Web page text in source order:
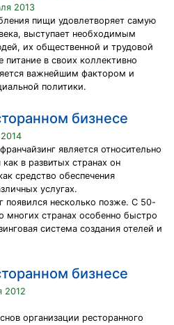
2013
пищи удовлетворяет самую
выступает необходимым
их общественной и трудовой
в своих коллективно
важнейшим фактором и
политики.
бизнесе
является относительно
в развитых странах он
средство обеспечения
услугах.
появился несколько позже. С 50-
многих странах особенно быстро
система создания отелей и
бизнесе
2012
организации ресторанного